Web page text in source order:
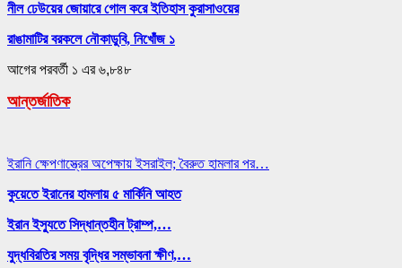
নীল ঢেউয়ের জোয়ারে গোল করে ইতিহাস কুরাসাওয়ের
রাঙামাটির বরকলে নৌকাডুবি, নিখোঁজ ১
আগেরপরবর্তী ১ এর ৬,৮৪৮
আন্তর্জাতিক
ইরানি ক্ষেপণাস্ত্রের অপেক্ষায় ইসরাইল; বৈরুত হামলার পর…
কুয়েতে ইরানের হামলায় ৫ মার্কিনি আহত
ইরান ইস্যুতে সিদ্ধান্তহীন ট্রাম্প,…
যুদ্ধবিরতির সময় বৃদ্ধির সম্ভাবনা ক্ষীণ,…